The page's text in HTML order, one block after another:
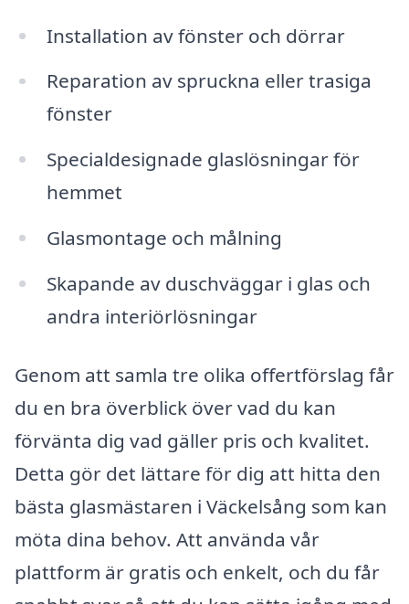
Installation av fönster och dörrar
Reparation av spruckna eller trasiga
fönster
Specialdesignade glaslösningar för
hemmet
Glasmontage och målning
Skapande av duschväggar i glas och
andra interiörlösningar
Genom att samla tre olika offertförslag får
du en bra överblick över vad du kan
förvänta dig vad gäller pris och kvalitet.
Detta gör det lättare för dig att hitta den
bästa glasmästaren i Väckelsång som kan
möta dina behov. Att använda vår
plattform är gratis och enkelt, och du får